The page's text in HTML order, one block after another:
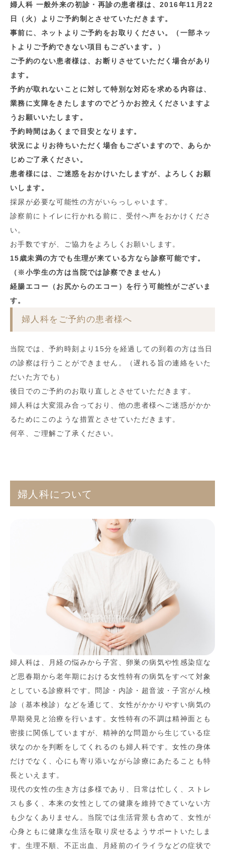
婦人科 一般外来の初診・再診の患者様は、2016年11月22
日（火）よりご予約制とさせていただきます。
事前に、ネットよりご予約をお取りください。（一部ネッ
トよりご予約できない項目もございます。）
ご予約のない患者様は、お断りさせていただく場合があり
ます。
予約が取れないことに対して特別な対応を求める内容は、
業務に支障をきたしますのでどうかお控えくださいますよ
うお願いいたします。
予約時間はあくまで目安となります。
状況によりお待ちいただく場合もございますので、あらか
じめご了承ください。
患者様には、ご迷惑をおかけいたしますが、よろしくお願
いします。
採尿が必要な可能性の方がいらっしゃいます。
診察前にトイレに行かれる前に、受付へ声をおかけくださ
い。
お手数ですが、ご協力をよろしくお願いします。
15歳未満の方でも生理が来ている方なら診察可能です。
（※小学生の方は当院では診察できません）
経腸エコー（お尻からのエコー）を行う可能性がございま
す。
婦人科をご予約の患者様へ
当院では、予約時刻より15分を経過しての到着の方は当日
の診察は行うことができません。（遅れる旨の連絡をいた
だいた方でも）
後日でのご予約のお取り直しとさせていただきます。
婦人科は大変混み合っており、他の患者様へご迷惑がかか
るためにこのような措置とさせていただきます。
何卒、ご理解ご了承ください。
婦人科について
婦人科は、月経の悩みから子宮、卵巣の病気や性感染症な
ど思春期から老年期における女性特有の病気をすべて対象
としている診療科です。問診・内診・超音波・子宮がん検
診（基本検診）などを通じて、女性がかかりやすい病気の
早期発見と治療を行います。女性特有の不調は精神面とも
密接に関係していますが、精神的な問題から生じている症
状なのかを判断をしてくれるのも婦人科です。女性の身体
だけでなく、心にも寄り添いながら診療にあたることも特
長といえます。
現代の女性の生き方は多様であり、日常は忙しく、ストレ
スも多く、本来の女性としての健康を維持できていない方
も少なくありません。当院では生活背景も含めて、女性が
心身ともに健康な生活を取り戻せるようサポートいたしま
す。生理不順、不正出血、月経前のイライラなどの症状で